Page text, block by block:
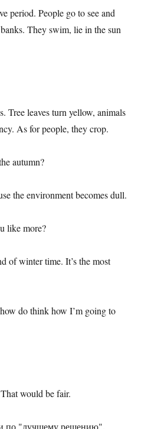
period. People go to see and
They swim, lie in the sun
Tree leaves turn yellow, animals
As for people, they crop.
autumn?
the environment becomes dull.
like more?
of winter time. It’s the most
do think how I’m going to
would be fair.
по "лучшему решению".